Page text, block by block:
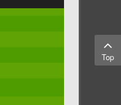
Top